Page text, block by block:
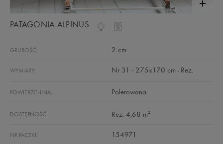
PATAGONIA ALPINUS
GRUBOŚĆ: 2 cm
WYMIARY: Nr 31 - 275x170 cm - Rez.
POWIERZCHNIA: Polerowana
DOSTĘPNOŚĆ: Rez. 4,68 m2
NR PACZKI: 154971